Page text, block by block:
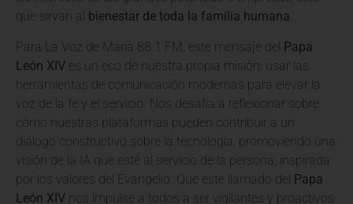
que sirvan al bienestar de toda la familia humana.
Para La Voz de María 88.1 FM, este mensaje del Papa
León XIV es un eco de nuestra propia misión: usar las
herramientas de comunicación modernas para elevar la
voz de la fe y el servicio. Nos desafía a reflexionar sobre
cómo nuestras plataformas pueden contribuir a un
diálogo constructivo sobre la tecnología, promoviendo una
visión de la IA que esté al servicio de la persona, inspirada
por los valores del Evangelio. Que este llamado del Papa
León XIV nos impulse a todos a ser vigilantes y proactivos